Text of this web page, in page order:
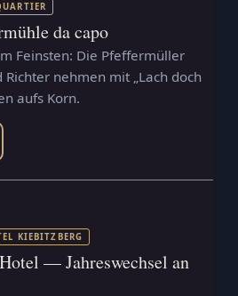
da capo
Feinsten: Die Pfeffermüller
nehmen mit „Lach doch
aufs Korn.
KIEBITZBERG
— Jahreswechsel an